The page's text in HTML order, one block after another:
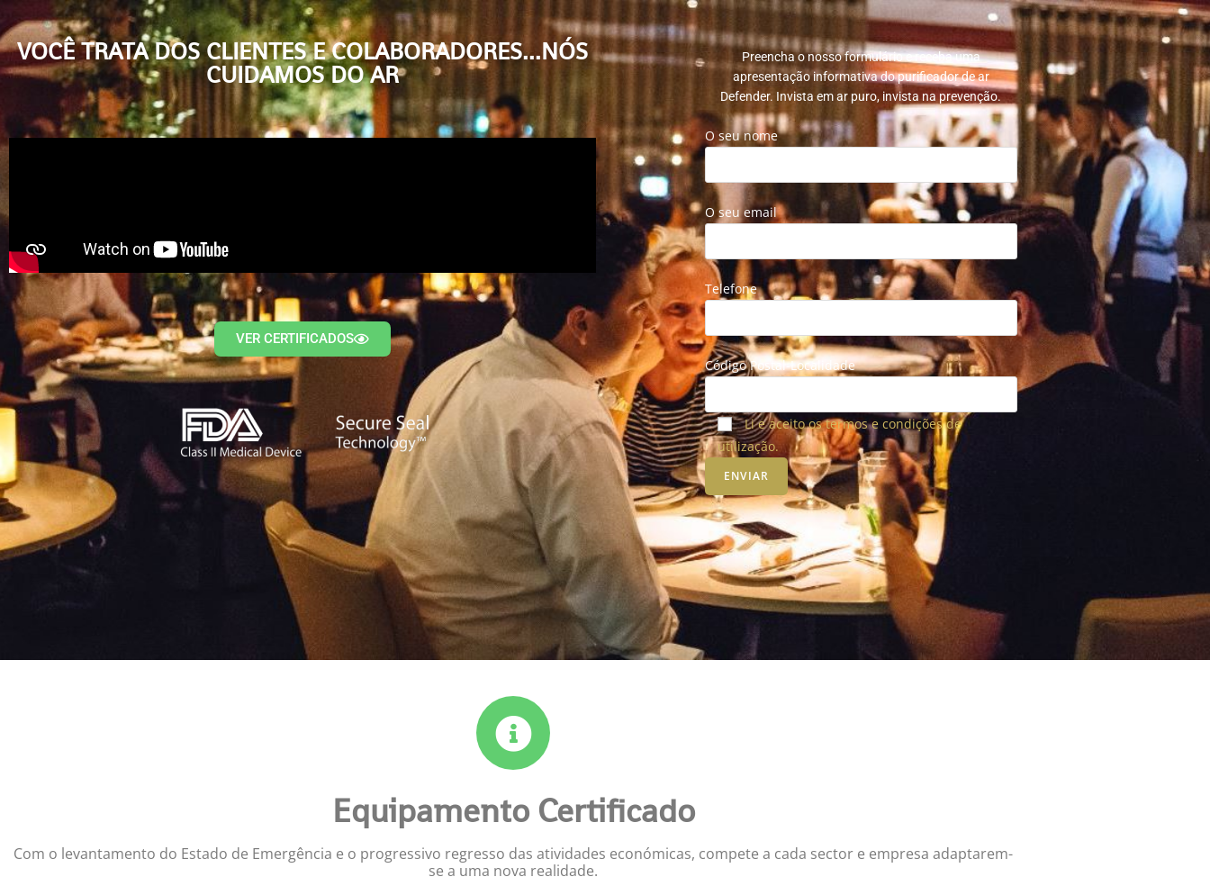
VOCÊ TRATA DOS CLIENTES E COLABORADORES...NÓS
CUIDAMOS DO AR
VER CERTIFICADOS
Preencha o nosso formulário e receba uma
apresentação informativa do purificador de ar
Defender. Invista em ar puro, invista na prevenção.
O seu nome
O seu email
Telefone
Código Postal-Localidade
Li e aceito os termos e condições de
utilização.
Equipamento Certificado
Com o levantamento do Estado de Emergência e o progressivo regresso das atividades económicas, compete a cada sector e empresa adaptarem-
se a uma nova realidade.